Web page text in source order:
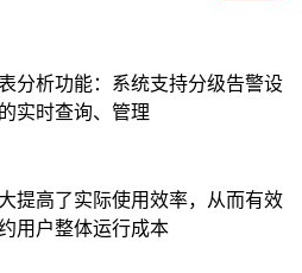
分析功能：系统支持分级告警设
实时查询、管理
提高了实际使用效率，从而有效
用户整体运行成本